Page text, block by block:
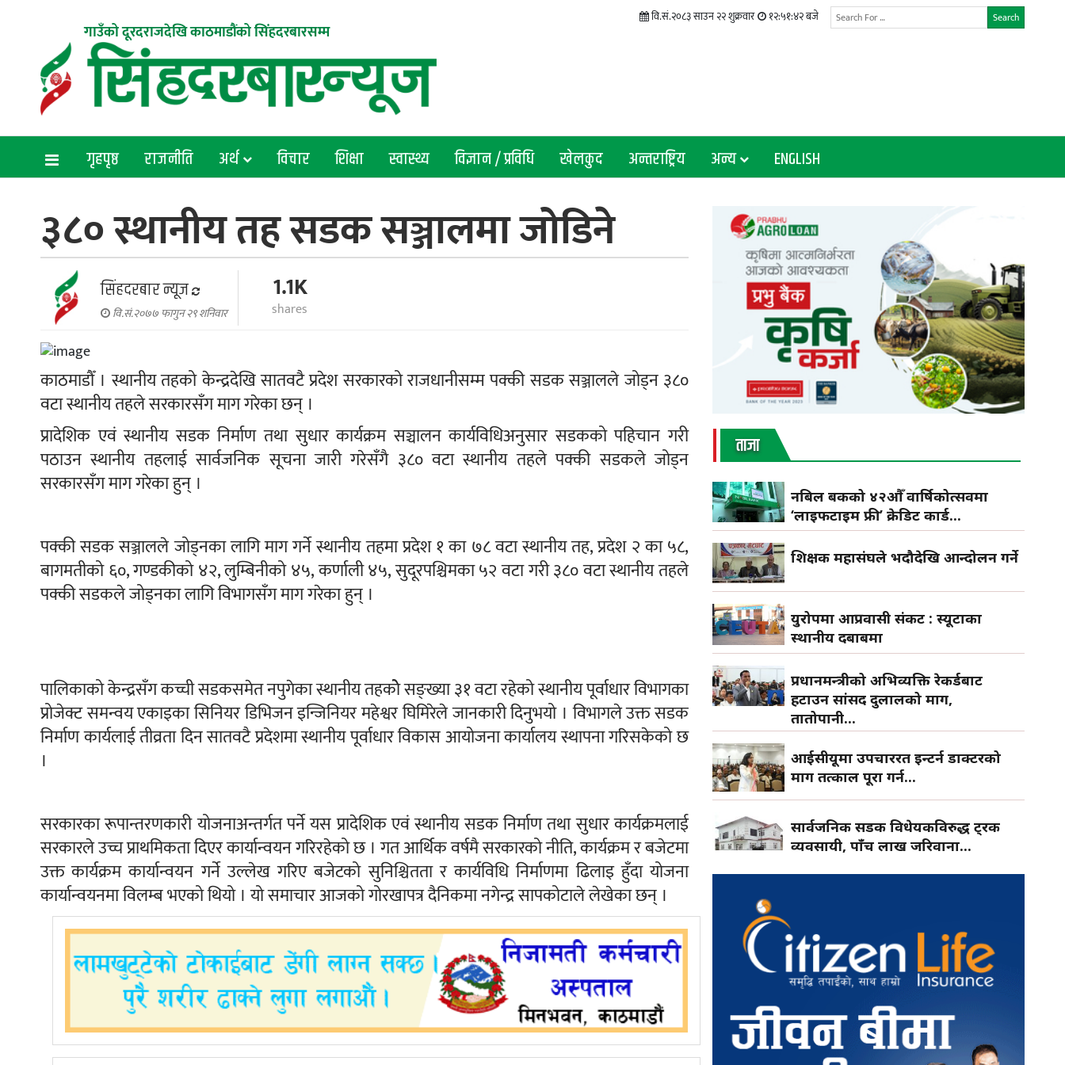
गाउँको दूरदराजदेखि काठमाडौंको सिंहदरबारसम्म
Search
वि.सं.२०८३ साउन २२ शुक्रवार १२:५१:४३ बजे
गृहपृष्ठ राजनीति अर्थ विचार शिक्षा स्वास्थ्य विज्ञान / प्रविधि खेलकुद अन्तराष्ट्रिय अन्य ENGLISH
३८० स्थानीय तह सडक सञ्जालमा जोडिने
सिंहदरबार न्यूज
वि.सं.२०७७ फागुन २९ शनिवार
1.1K
shares
काठमाडौँ । स्थानीय तहको केन्द्रदेखि सातवटै प्रदेश सरकारको राजधानीसम्म पक्की सडक सञ्जालले जोड्न ३८०
वटा स्थानीय तहले सरकारसँग माग गरेका छन् ।
प्रादेशिक एवं स्थानीय सडक निर्माण तथा सुधार कार्यक्रम सञ्चालन कार्यविधिअनुसार सडकको पहिचान गरी
पठाउन स्थानीय तहलाई सार्वजनिक सूचना जारी गरेसँगै ३८० वटा स्थानीय तहले पक्की सडकले जोड्न
सरकारसँग माग गरेका हुन् ।
पक्की सडक सञ्जालले जोड्नका लागि माग गर्ने स्थानीय तहमा प्रदेश १ का ७८ वटा स्थानीय तह, प्रदेश २ का ५८,
बागमतीको ६०, गण्डकीको ४२, लुम्बिनीको ४५, कर्णाली ४५, सुदूरपश्चिमका ५२ वटा गरी ३८० वटा स्थानीय तहले
पक्की सडकले जोड्नका लागि विभागसँग माग गरेका हुन् ।
पालिकाको केन्द्रसँग कच्ची सडकसमेत नपुगेका स्थानीय तहकोे सङ्ख्या ३१ वटा रहेको स्थानीय पूर्वाधार विभागका
प्रोजेक्ट समन्वय एकाइका सिनियर डिभिजन इन्जिनियर महेश्वर घिमिरेले जानकारी दिनुभयो । विभागले उक्त सडक
निर्माण कार्यलाई तीव्रता दिन सातवटै प्रदेशमा स्थानीय पूर्वाधार विकास आयोजना कार्यालय स्थापना गरिसकेको छ
।
सरकारका रूपान्तरणकारी योजनाअन्तर्गत पर्ने यस प्रादेशिक एवं स्थानीय सडक निर्माण तथा सुधार कार्यक्रमलाई
सरकारले उच्च प्राथमिकता दिएर कार्यान्वयन गरिरहेको छ । गत आर्थिक वर्षमै सरकारको नीति, कार्यक्रम र बजेटमा
उक्त कार्यक्रम कार्यान्वयन गर्ने उल्लेख गरिए बजेटको सुनिश्चितता र कार्यविधि निर्माणमा ढिलाइ हुँदा योजना
कार्यान्वयनमा विलम्ब भएको थियो । यो समाचार आजको गोरखापत्र दैनिकमा नगेन्द्र सापकोटाले लेखेका छन् ।
ताजा
नबिल बैंकको ४२औँ वार्षिकोत्सवमा
‘लाइफटाइम फ्री’ क्रेडिट कार्ड...
शिक्षक महासंघले भदौदेखि आन्दोलन गर्ने
युरोपमा आप्रवासी संकट : स्यूटाका
स्थानीय दबाबमा
प्रधानमन्त्रीको अभिव्यक्ति रेकर्डबाट
हटाउन सांसद दुलालको माग,
तातोपानी...
आईसीयूमा उपचाररत इन्टर्न डाक्टरको
माग तत्काल पूरा गर्न...
सार्वजनिक सडक विधेयकविरुद्ध ट्रक
व्यवसायी, पाँच लाख जरिवाना...